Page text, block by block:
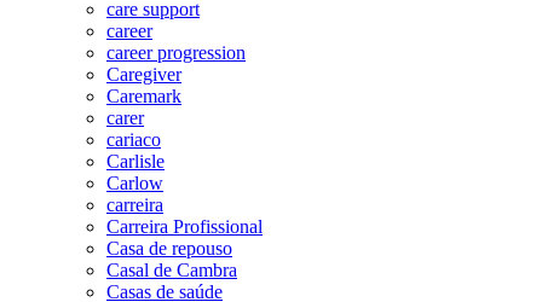
care support
career
career progression
Caregiver
Caremark
carer
cariaco
Carlisle
Carlow
carreira
Carreira Profissional
Casa de repouso
Casal de Cambra
Casas de saúde